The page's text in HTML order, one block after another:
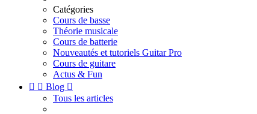
Catégories
Cours de basse
Théorie musicale
Cours de batterie
Nouveautés et tutoriels Guitar Pro
Cours de guitare
Actus & Fun
  Blog 
Tous les articles